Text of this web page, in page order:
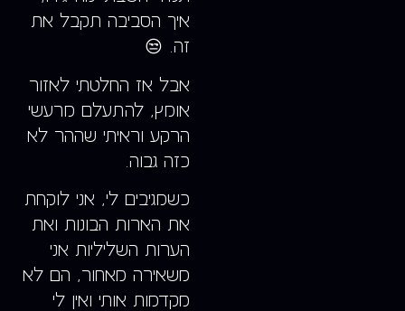
איך הסביבה תקבל את
זה. 😒
אבל אז החלטתי לאזור
אומץ, להתעלם מרעשי
הרקע וראיתי שההר לא
כזה גבוה.
כשמגיבים לי, אני לוקחת
את הארות הבונות ואת
הערות השליליות אני
משאירה מאחור, הם לא
מקדמות אותי ואין לי